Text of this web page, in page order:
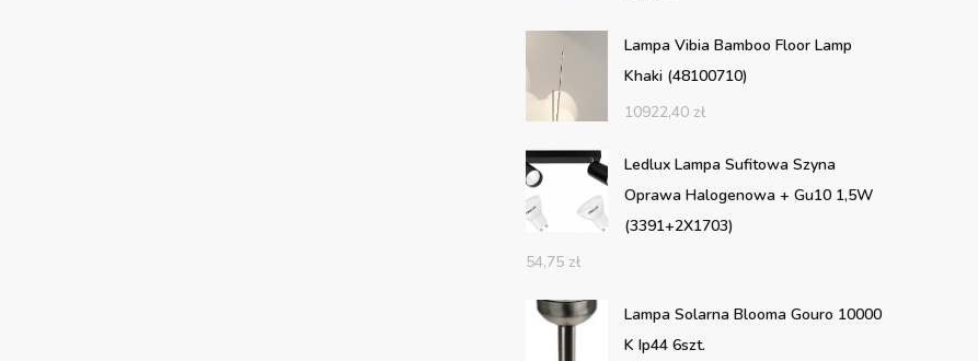
Lampa Vibia Bamboo Floor Lamp
Khaki (48100710)
10922,40 zł
Ledlux Lampa Sufitowa Szyna
Oprawa Halogenowa + Gu10 1,5W
(3391+2X1703)
54,75 zł
Lampa Solarna Blooma Gouro 10000
K Ip44 6szt.